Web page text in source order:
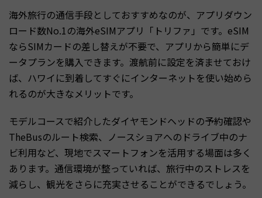
海外旅行の通信手段としておすすめなのが、アプリダウン
ロード数No.1の海外eSIMアプリ「トリファ」です。eSIM
ならSIMカードの差し替えが不要で、アプリから簡単にデ
ータプランを購入できます。渡航前に設定を済ませておけ
ば、ハワイに到着してすぐにインターネットを使い始めら
れるのが大きなメリットです。
モデルコースで紹介したダイヤモンドヘッドの予約確認や
TheBusのルート検索、ノースショアへのドライブ中のナ
ビ利用など、現地でスマートフォンを活用する場面は多く
あります。通信環境が整っていれば、旅行中のストレスを
減らし、観光をさらに充実させることができるでしょう。